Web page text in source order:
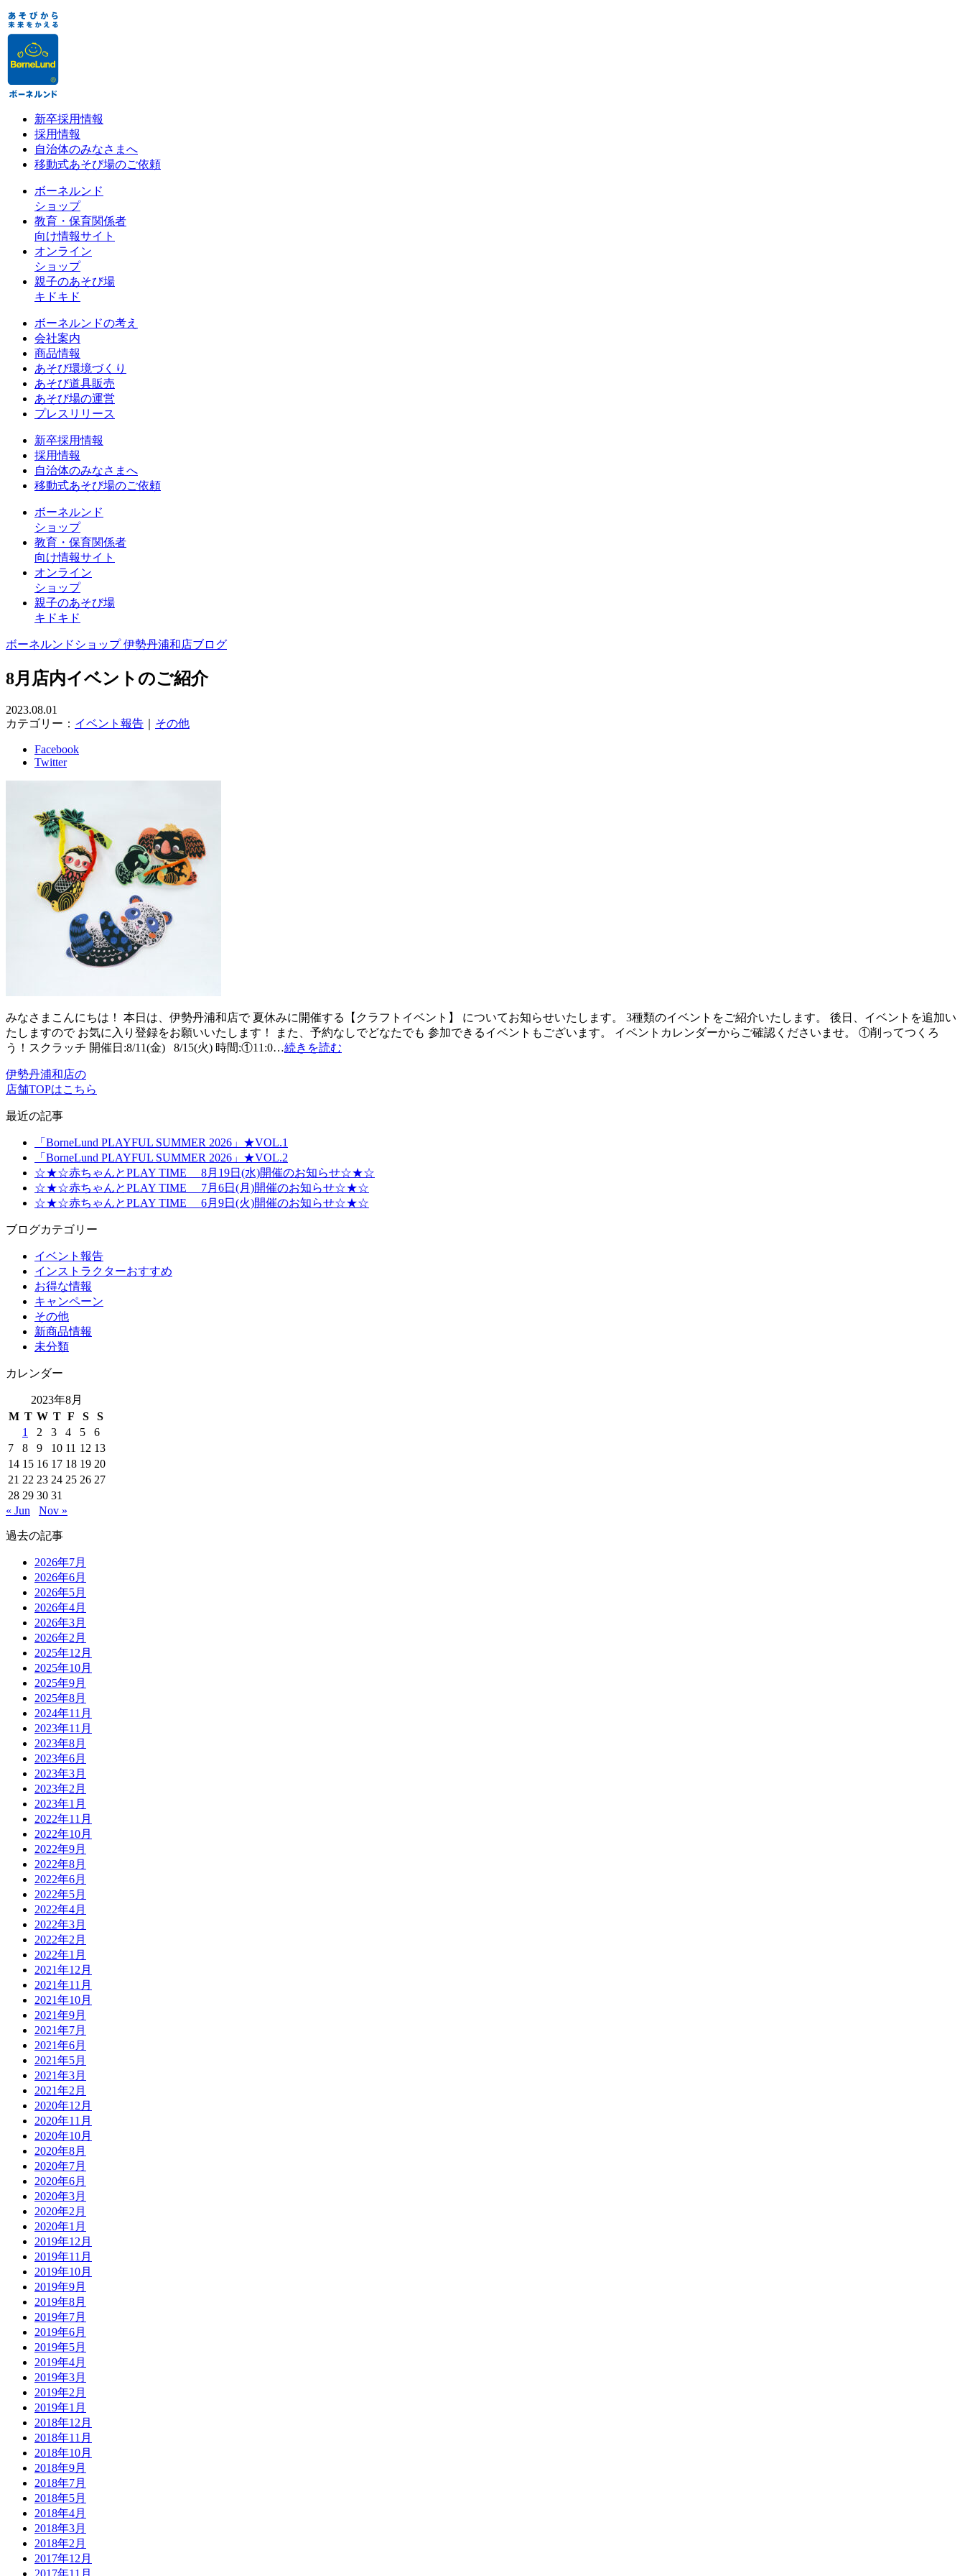
新卒採用情報
採用情報
自治体のみなさまへ
移動式あそび場のご依頼
ボーネルンド
ショップ
教育・保育関係者
向け情報サイト
オンライン
ショップ
親子のあそび場
キドキド
ボーネルンドの考え
会社案内
商品情報
あそび環境づくり
あそび道具販売
あそび場の運営
プレスリリース
新卒採用情報
採用情報
自治体のみなさまへ
移動式あそび場のご依頼
ボーネルンド
ショップ
教育・保育関係者
向け情報サイト
オンライン
ショップ
親子のあそび場
キドキド
ボーネルンドショップ 伊勢丹浦和店ブログ
8月店内イベントのご紹介
2023.08.01
カテゴリー： イベント報告 その他
Facebook
Twitter
みなさまこんにちは！ 本日は、伊勢丹浦和店で 夏休みに開催する【クラフトイベント】 についてお知らせいたします。 3種類のイベントをご紹介いたします。 後日、イベントを追加い
たしますので お気に入り登録をお願いいたします！ また、予約なしでどなたでも 参加できるイベントもございます。 イベントカレンダーからご確認くださいませ。 ①削ってつくろ
う！スクラッチ 開催日:8/11(金) 8/15(火) 時間:①11:0…続きを読む
伊勢丹浦和店の
店舗TOPはこちら
最近の記事
「BorneLund PLAYFUL SUMMER 2026」★VOL.1
「BorneLund PLAYFUL SUMMER 2026」★VOL.2
☆★☆赤ちゃんとPLAY TIME 8月19日(水)開催のお知らせ☆★☆
☆★☆赤ちゃんとPLAY TIME 7月6日(月)開催のお知らせ☆★☆
☆★☆赤ちゃんとPLAY TIME 6月9日(火)開催のお知らせ☆★☆
ブログカテゴリー
イベント報告
インストラクターおすすめ
お得な情報
キャンペーン
その他
新商品情報
未分類
カレンダー
2023年8月
M T W T F S
S
1
2 3 4 5
6
7
8 9 10 11 12 13
14 15 16 17 18 19 20
21 22 23 24 25 26 27
28 29 30 31
« Jun
Nov »
過去の記事
2026年7月
2026年6月
2026年5月
2026年4月
2026年3月
2026年2月
2025年12月
2025年10月
2025年9月
2025年8月
2024年11月
2023年11月
2023年8月
2023年6月
2023年3月
2023年2月
2023年1月
2022年11月
2022年10月
2022年9月
2022年8月
2022年6月
2022年5月
2022年4月
2022年3月
2022年2月
2022年1月
2021年12月
2021年11月
2021年10月
2021年9月
2021年7月
2021年6月
2021年5月
2021年3月
2021年2月
2020年12月
2020年11月
2020年10月
2020年8月
2020年7月
2020年6月
2020年3月
2020年2月
2020年1月
2019年12月
2019年11月
2019年10月
2019年9月
2019年8月
2019年7月
2019年6月
2019年5月
2019年4月
2019年3月
2019年2月
2019年1月
2018年12月
2018年11月
2018年10月
2018年9月
2018年7月
2018年5月
2018年4月
2018年3月
2018年2月
2017年12月